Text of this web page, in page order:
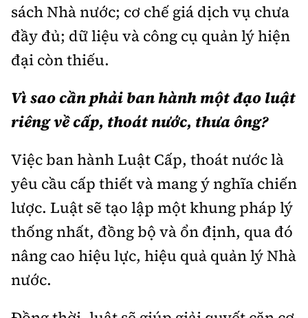
sách Nhà nước; cơ chế giá dịch vụ chưa
đầy đủ; dữ liệu và công cụ quản lý hiện
đại còn thiếu.
Vì sao cần phải ban hành một đạo luật
riêng về cấp, thoát nước, thưa ông?
Việc ban hành Luật Cấp, thoát nước là
yêu cầu cấp thiết và mang ý nghĩa chiến
lược. Luật sẽ tạo lập một khung pháp lý
thống nhất, đồng bộ và ổn định, qua đó
nâng cao hiệu lực, hiệu quả quản lý Nhà
nước.